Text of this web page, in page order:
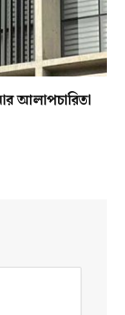
আলাপচারিতা